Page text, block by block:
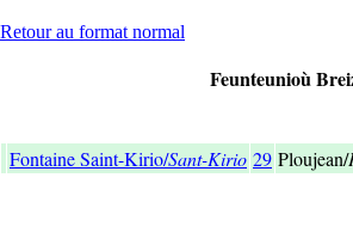
Retour au format normal
Feunteunioù
Fontaine Saint-Kirio/Sant-Kirio 29 Ploujean/